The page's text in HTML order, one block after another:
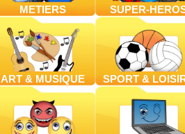
METIERS SUPER-
ART & MUSIQUE SPORT &